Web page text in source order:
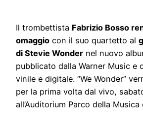
Il trombettista Fabrizio Bosso
omaggio con il suo quartetto al
di Stevie Wonder nel nuovo
pubblicato dalla Warner Music e
vinile e digitale. “We Wonder”
per la prima volta dal vivo,
all’Auditorium Parco della Musica